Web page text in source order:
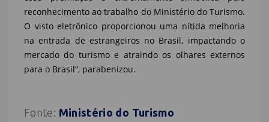
reconhecimento ao trabalho do Ministério do Turismo.
O visto eletrônico proporcionou uma nítida melhoria
na entrada de estrangeiros no Brasil, impactando o
mercado do turismo e atraindo os olhares externos
para o Brasil”, parabenizou.
Fonte: Ministério do Turismo